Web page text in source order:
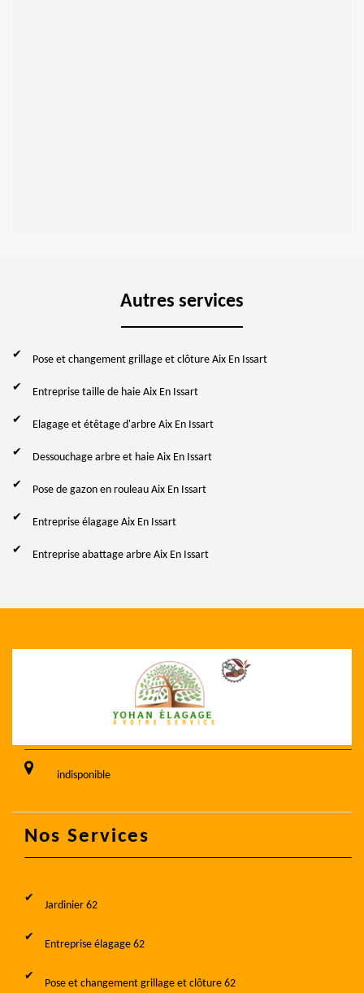
Autres services
Pose et changement grillage et clôture Aix En Issart
Entreprise taille de haie Aix En Issart
Elagage et étêtage d'arbre Aix En Issart
Dessouchage arbre et haie Aix En Issart
Pose de gazon en rouleau Aix En Issart
Entreprise élagage Aix En Issart
Entreprise abattage arbre Aix En Issart
indisponible
Nos Services
Jardinier 62
Entreprise élagage 62
Pose et changement grillage et clôture 62